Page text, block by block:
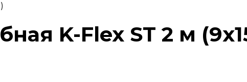
K-Flex ST 2 м